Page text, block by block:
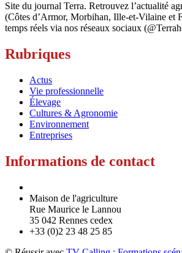
Site du journal Terra. Retrouvez l’actualité
(Côtes d’Armor, Morbihan, Ille-et-Vilaine et
temps réels via nos réseaux sociaux
Rubriques
Actus
Vie professionnelle
Élevage
Cultures & Agronomie
Environnement
Entreprises
Informations de contact
Maison de l'agriculture
Rue Maurice le Lannou
35 042 Rennes cedex
+33 (0)2 23 48 25 85